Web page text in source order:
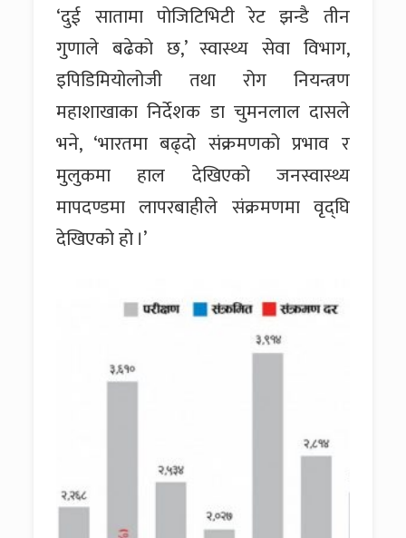
‘दुई सातामा पोजिटिभिटी रेट झन्डै तीन
गुणाले बढेको छ,’ स्वास्थ्य सेवा विभाग,
इपिडिमियोलोजी तथा रोग नियन्त्रण
महाशाखाका निर्देशक डा चुमनलाल दासले
भने, ‘भारतमा बढ्दो संक्रमणको प्रभाव र
मुलुकमा हाल देखिएको जनस्वास्थ्य
मापदण्डमा लापरबाहीले संक्रमणमा वृद्घि
देखिएको हो ।’